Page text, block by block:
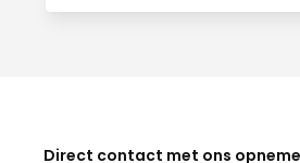
Direct contact met ons